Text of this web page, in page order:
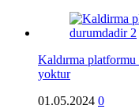
Kaldırma platformu
yoktur
01.05.2024 0